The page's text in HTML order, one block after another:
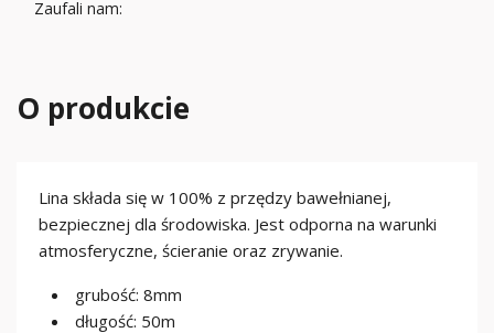
Zaufali nam:
O produkcie
Lina składa się w 100% z przędzy bawełnianej,
bezpiecznej dla środowiska. Jest odporna na warunki
atmosferyczne, ścieranie oraz zrywanie.
grubość: 8mm
długość: 50m